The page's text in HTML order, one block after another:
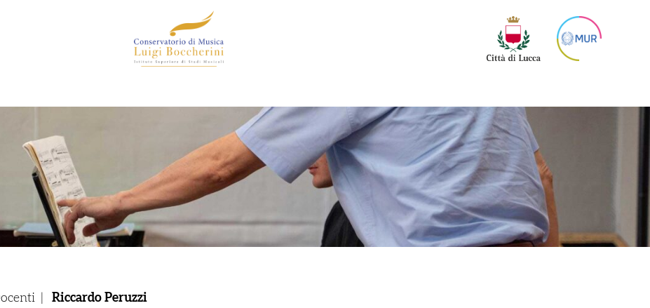
Riccardo Peruzzi